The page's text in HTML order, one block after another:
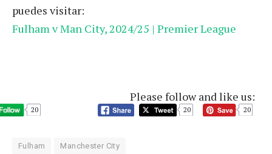
puedes visitar:
Fulham v Man City, 2024/25 | Premier League
Please follow and like us:
20 20 20
Fulham Manchester City